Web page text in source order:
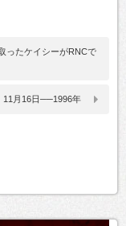
ったケイシーがRNCで
11月16日──1996年